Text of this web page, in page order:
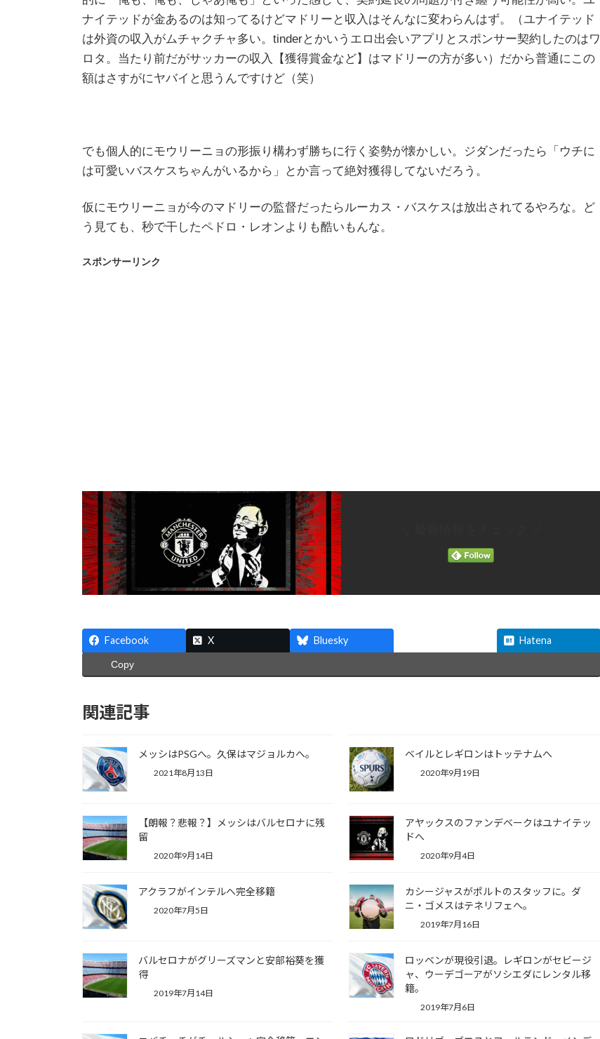
ナイテッドが金あるのは知ってるけどマドリーと収入はそんなに変わらんはず。（ユナイテッド
は外資の収入がムチャクチャ多い。tinderとかいうエロ出会いアプリとスポンサー契約したのはワ
ロタ。当たり前だがサッカーの収入【獲得賞金など】はマドリーの方が多い）だから普通にこの
額はさすがにヤバイと思うんですけど（笑）
でも個人的にモウリーニョの形振り構わず勝ちに行く姿勢が懐かしい。ジダンだったら「ウチに
は可愛いバスケスちゃんがいるから」とか言って絶対獲得してないだろう。
仮にモウリーニョが今のマドリーの監督だったらルーカス・バスケスは放出されてるやろな。ど
う見ても、秒で干したペドロ・レオンよりも酷いもんな。
スポンサーリンク
Facebook X Bluesky Hatena
Copy
関連記事
メッシはPSGへ。久保はマジョルカへ。
2021年8月13日
ベイルとレギロンはトッテナムへ
2020年9月19日
【朗報？悲報？】メッシはバルセロナに残
留
2020年9月14日
アヤックスのファンデベークはユナイテッ
ドへ
2020年9月4日
アクラフがインテルへ完全移籍
2020年7月5日
カシージャスがポルトのスタッフに。ダ
ニ・ゴメスはテネリフェへ。
2019年7月16日
バルセロナがグリーズマンと安部裕葵を獲
得
2019年7月14日
ロッベンが現役引退。レギロンがセビージ
ャ、ウーデゴーアがソシエダにレンタル移
籍。
2019年7月6日